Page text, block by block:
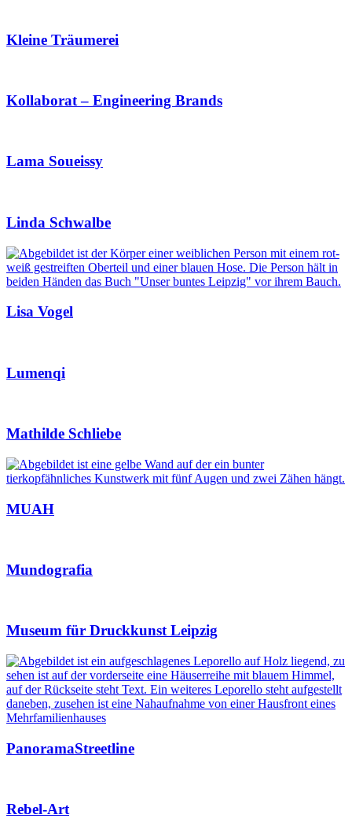
Kleine Träumerei
Kollaborat – Engineering Brands
Lama Soueissy
Linda Schwalbe
Lisa Vogel
Lumenqi
Mathilde Schliebe
MUAH
Mundografia
Museum für Druckkunst Leipzig
PanoramaStreetline
Rebel-Art